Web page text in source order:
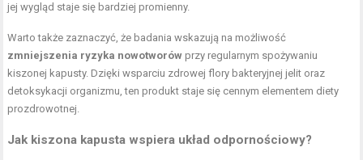
jej wygląd staje się bardziej promienny.
Warto także zaznaczyć, że badania wskazują na możliwość
zmniejszenia ryzyka nowotworów przy regularnym spożywaniu
kiszonej kapusty. Dzięki wsparciu zdrowej flory bakteryjnej jelit oraz
detoksykacji organizmu, ten produkt staje się cennym elementem diety
prozdrowotnej.
Jak kiszona kapusta wspiera układ odpornościowy?